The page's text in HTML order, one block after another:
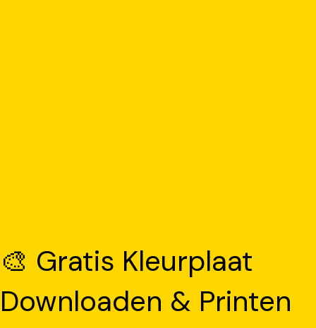
🎨 Gratis Kleurplaat
Downloaden & Printen